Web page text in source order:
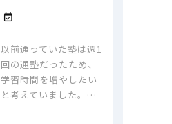

以前通っていた塾は週1
回の通塾だったため、
学習時間を増やしたい
と考えていました。…